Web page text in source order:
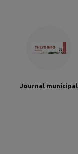
Journal municipal